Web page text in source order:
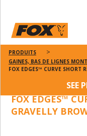
PRODUITS
GAINES, BAS DE LIGNES
FOX EDGES™ CURVE SHORT
SEE
FOX EDGES™
GRAVELLY